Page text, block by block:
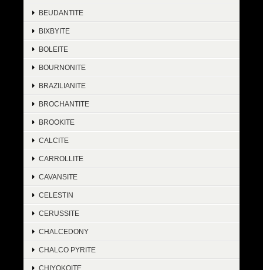
BEUDANTITE
BIXBYITE
BOLEITE
BOURNONITE
BRAZILIANITE
BROCHANTITE
BROOKITE
CALCITE
CARROLLITE
CAVANSITE
CELESTIN
CERUSSITE
CHALCEDONY
CHALCO PYRITE
CHIYOKOITE